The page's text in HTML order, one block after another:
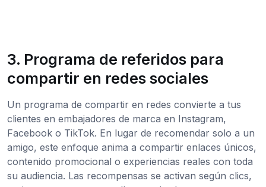
3. Programa de referidos para
compartir en redes sociales
Un programa de compartir en redes convierte a tus
clientes en embajadores de marca en Instagram,
Facebook o TikTok. En lugar de recomendar solo a un
amigo, este enfoque anima a compartir enlaces únicos,
contenido promocional o experiencias reales con toda
su audiencia. Las recompensas se activan según clics,